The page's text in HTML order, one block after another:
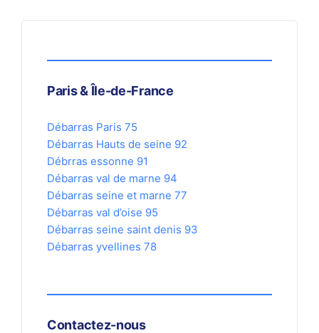
Paris & Île-de-France
Débarras Paris 75
Débarras Hauts de seine 92
Débrras essonne 91
Débarras val de marne 94
Débarras seine et marne 77
Débarras val d’oise 95
Débarras seine saint denis 93
Débarras yvellines 78
Contactez-nous